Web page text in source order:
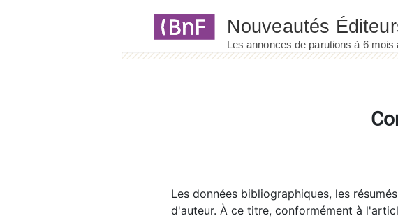
Les données bibliographiques, les
d'auteur. À ce titre, conformément à